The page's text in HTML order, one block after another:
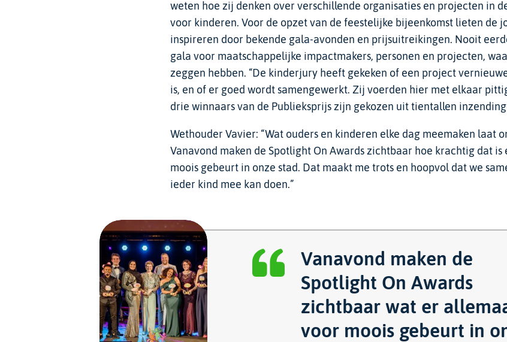
weten hoe zij denken over verschillende organisaties en projecten in
voor kinderen. Voor de opzet van de feestelijke bijeenkomst lieten de
inspireren door bekende gala-avonden en prijsuitreikingen. Nooit
gala voor maatschappelijke impactmakers, personen en projecten,
zeggen hebben. “De kinderjury heeft gekeken of een project
is, en of er goed wordt samengewerkt. Zij voerden hier met elkaar
drie winnaars van de Publieksprijs zijn gekozen uit tientallen
Wethouder Vavier: “Wat ouders en kinderen elke dag meemaken laat
Vanavond maken de Spotlight On Awards zichtbaar hoe krachtig dat
moois gebeurt in onze stad. Dat maakt me trots en hoopvol dat we
ieder kind mee kan doen.”
Vanavond maken de
Spotlight On Awards
zichtbaar wat er
voor moois gebeurt in